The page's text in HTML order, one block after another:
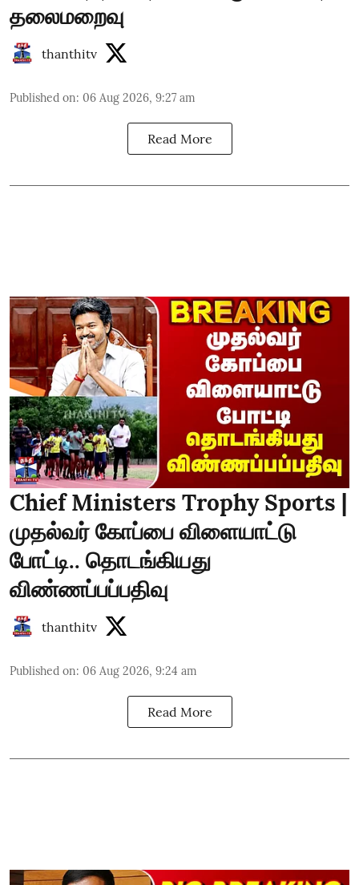
தலைமறைவு
thanthitv
Published on: 06 Aug 2026, 9:27 am
Read More
Chief Ministers Trophy Sports |
முதல்வர் கோப்பை விளையாட்டு
போட்டி.. தொடங்கியது
விண்ணப்பப்பதிவு
thanthitv
Published on: 06 Aug 2026, 9:24 am
Read More